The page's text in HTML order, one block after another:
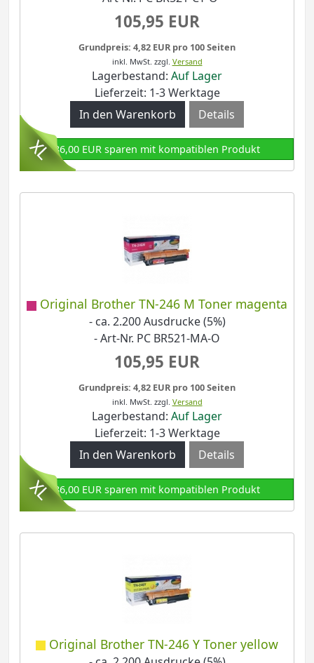
105,95 EUR
Grundpreis: 4,82 EUR pro 100 Seiten
inkl. MwSt. zzgl. Versand
Lagerbestand: Auf Lager
Lieferzeit: 1-3 Werktage
Details
86,00 EUR sparen mit kompatiblen Produkt
Original Brother TN-246 M Toner magenta
- ca. 2.200 Ausdrucke (5%)
- Art-Nr. PC BR521-MA-O
105,95 EUR
Grundpreis: 4,82 EUR pro 100 Seiten
inkl. MwSt. zzgl. Versand
Lagerbestand: Auf Lager
Lieferzeit: 1-3 Werktage
Details
86,00 EUR sparen mit kompatiblen Produkt
Original Brother TN-246 Y Toner yellow